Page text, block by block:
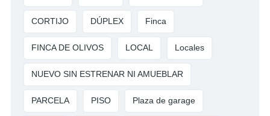
CORTIJO DÚPLEX Finca
FINCA DE OLIVOS LOCAL Locales
NUEVO SIN ESTRENAR NI AMUEBLAR
PARCELA PISO Plaza de garage